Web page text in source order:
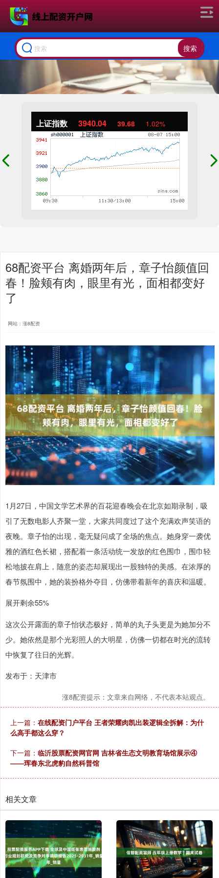
搜索
上证指数 3940.04 39.68 1.02%
68配资平台 离婚两年后，章子怡颜值回
春！脸颊有肉，眼里有光，面相都变好
了
网站：涨8配资
1月27日，中国文学艺术界的百花迎春晚会在北京如期录制，吸
引了无数电影人齐聚一堂，大家共同度过了这个充满欢声笑语的
夜晚。章子怡的出现，毫无疑问成了全场的焦点。她身穿一袭优
雅的酒红色长裙，搭配着一条活动统一发放的红色围巾，围巾轻
松地披在肩上，随意的姿态却展现出一股独特的美感。在浓厚的
春节氛围中，她的装扮格外夺目，仿佛带着新年的喜庆和温暖。
展开剩余55%
这次公开露面的章子怡状态极好，简单的丸子头更是为她加分不
少。她依然是那个光彩照人的大明星，仿佛一切都在时光的流转
中恢复了往日的光辉。
发布于：天津市
涨8配资提示：文章来自网络，不代表本站观点。
上一篇： 在线配资门户平台 王者荣耀肉凯出装逻辑全拆解：为什
么高手都这么穿？
下一篇： 临沂股票配资网官网 吉林省生态文明教育场馆展示④
——珲春东北虎豹自然科普馆
相关文章